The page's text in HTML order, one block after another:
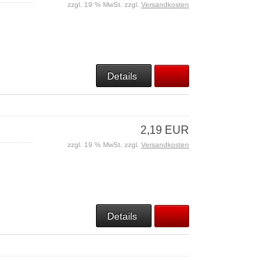
zzgl. 19 % MwSt. zzgl. Versandkosten
Details
2,19 EUR
zzgl. 19 % MwSt. zzgl. Versandkosten
Details